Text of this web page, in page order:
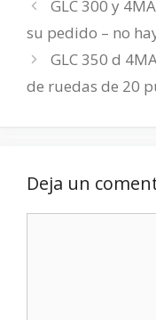
GLC 300 y
su pedido – no
GLC 350 d
de ruedas de 20
Deja un